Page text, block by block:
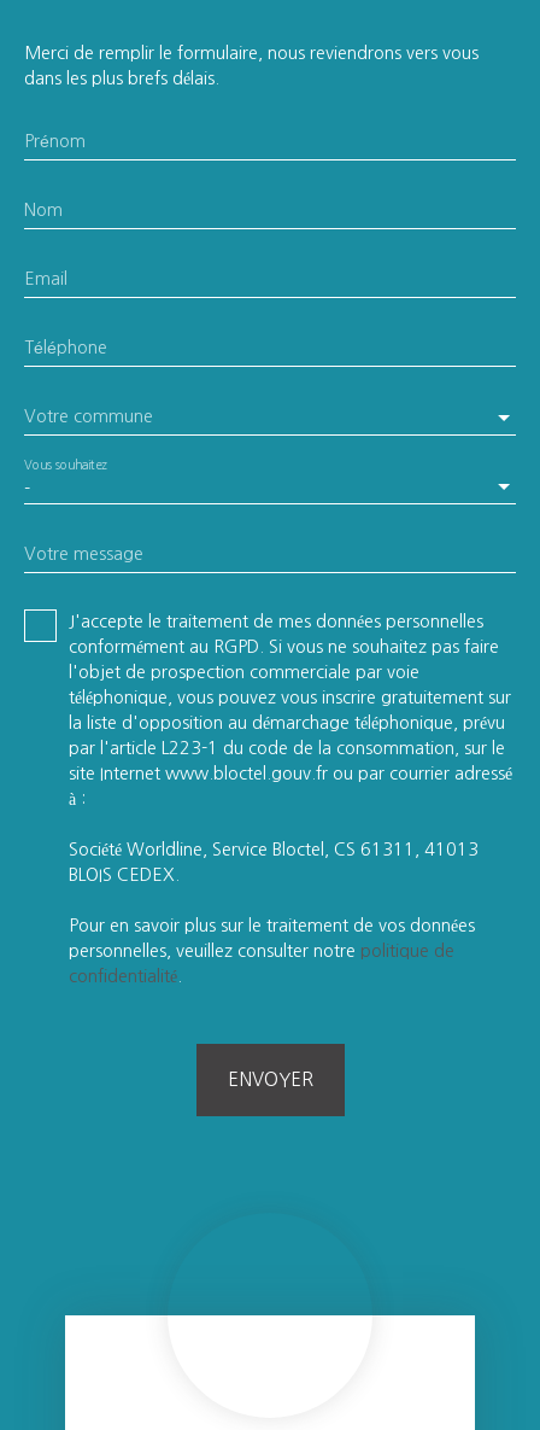
Merci de remplir le formulaire, nous reviendrons vers vous
dans les plus brefs délais.
Prénom
Nom
Email
Téléphone
Votre commune
-
Vous souhaitez
Votre message
J'accepte le traitement de mes données personnelles
conformément au RGPD. Si vous ne souhaitez pas faire
l'objet de prospection commerciale par voie
téléphonique, vous pouvez vous inscrire gratuitement sur
la liste d'opposition au démarchage téléphonique, prévu
par l'article L223-1 du code de la consommation, sur le
site Internet www.bloctel.gouv.fr ou par courrier adressé
à :
Société Worldline, Service Bloctel, CS 61311, 41013
BLOIS CEDEX.
Pour en savoir plus sur le traitement de vos données
personnelles, veuillez consulter notre politique de
confidentialité
ENVOYER